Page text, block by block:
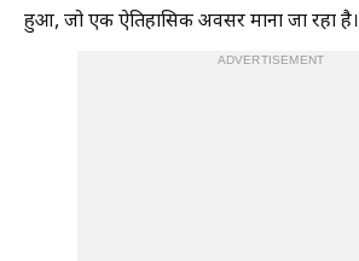
हुआ, जो एक ऐतिहासिक अवसर माना जा रहा है।
ADVERTISEMENT